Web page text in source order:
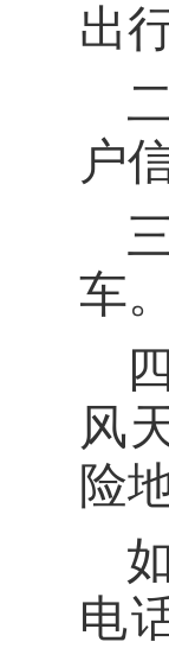
出
户
车。
风
险
电